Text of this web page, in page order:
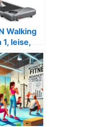
Walking
1, leise,